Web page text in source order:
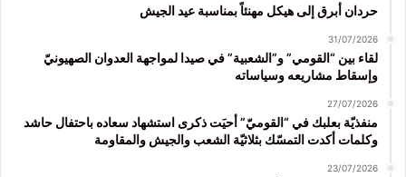
حردان أبرق إلى هيكل مهنئاً بمناسبة عيد الجيش
31/07/2026
لقاء بين “القومي” و”الشعبية” في صيدا لمواجهة العدوان الصهيونيّ
وإسقاط مشاريعه وسياساته
27/07/2026
منفذيّة بعلبك في “القوميّ” أحيَت ذكرى استشهاد سعاده باحتفال حاشد
وكلمات أكدت التمسّك بثلاثيّة الشعب والجيش والمقاومة
23/07/2026